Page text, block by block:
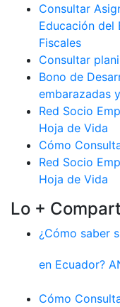
Consultar
Educación del
Fiscales
Consultar
Bono de
embarazadas
Red Socio
Hoja de Vida
Cómo
Red Socio
Hoja de Vida
Lo +
¿Cómo saber
en Ecuador?
Cómo